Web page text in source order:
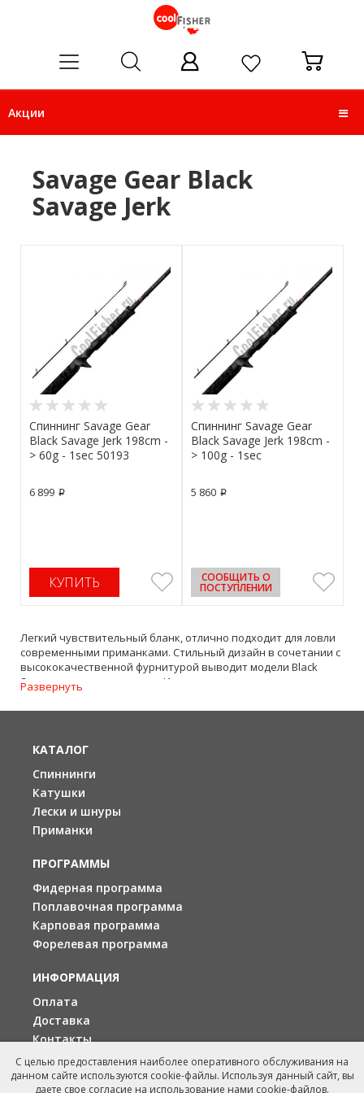
Акции
Savage Gear Black
Savage Jerk
Спиннинг Savage Gear
Black Savage Jerk 198cm -
> 60g - 1sec 50193
6 899 p
КУПИТЬ
Спиннинг Savage Gear
Black Savage Jerk 198cm -
> 100g - 1sec
5 860 p
СООБЩИТЬ О
ПОСТУПЛЕНИИ
Легкий чувствительный бланк, отлично подходит для ловли
современными приманками. Стильный дизайн в сочетании с
высококачественной фурнитурой выводит модели Black
Savage в ряд выдающихся. Инновационные направляющие
кольца CC Coil Control. Одновременно изящное, мощное и
чувствительное!
Высокомодульный графит ;
Матовая отделка графита ;
чехол для удилища Ready to fish Deluxe.
Развернуть
КАТАЛОГ
Спиннинги
Катушки
Лески и шнуры
Приманки
ПРОГРАММЫ
Фидерная программа
Поплавочная программа
Карповая программа
Форелевая программа
ИНФОРМАЦИЯ
Оплата
Доставка
Контакты
С целью предоставления наиболее оперативного обслуживания на
данном сайте используются cookie-файлы. Используя данный сайт, вы
даете свое согласие на использование нами cookie-файлов.